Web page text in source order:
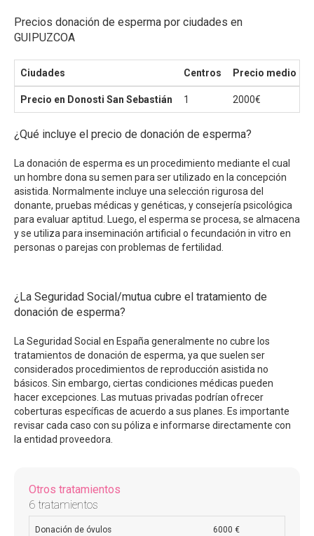
Precios donación de esperma por ciudades en
GUIPUZCOA
Ciudades Centros Precio medio
Precio en Donosti San Sebastián 1 2000€
¿Qué incluye el precio de donación de esperma?
La donación de esperma es un procedimiento mediante el cual
un hombre dona su semen para ser utilizado en la concepción
asistida. Normalmente incluye una selección rigurosa del
donante, pruebas médicas y genéticas, y consejería psicológica
para evaluar aptitud. Luego, el esperma se procesa, se almacena
y se utiliza para inseminación artificial o fecundación in vitro en
personas o parejas con problemas de fertilidad.
¿La Seguridad Social/mutua cubre el tratamiento de
donación de esperma?
La Seguridad Social en España generalmente no cubre los
tratamientos de donación de esperma, ya que suelen ser
considerados procedimientos de reproducción asistida no
básicos. Sin embargo, ciertas condiciones médicas pueden
hacer excepciones. Las mutuas privadas podrían ofrecer
coberturas específicas de acuerdo a sus planes. Es importante
revisar cada caso con su póliza e informarse directamente con
la entidad proveedora.
Otros tratamientos
6 tratamientos
Donación de óvulos 6000 €